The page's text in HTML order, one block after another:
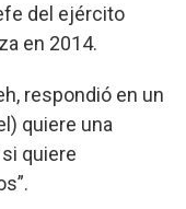
del ejército
en 2014.
respondió en un
quiere una
quiere